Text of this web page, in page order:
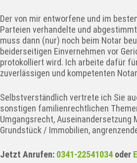
Der von mir entworfene und im
Parteien verhandelte und
muss dann (nur) noch beim Notar
beiderseitigen Einvernehmen vor
protokolliert wird. Ich arbeite dafür
zuverlässigen und kompetenten
Selbstverständlich vertrete ich Sie
sonstigen familienrechtlichen
Umgangsrecht, Auseinandersetzung
Grundstück / Immobilien,
Jetzt Anrufen: 0341-22541034 oder